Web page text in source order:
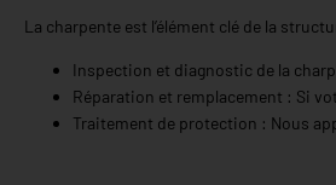
La charpente est l’élément clé de la
Inspection et diagnostic de la
Réparation et remplacement : Si
Traitement de protection : Nous